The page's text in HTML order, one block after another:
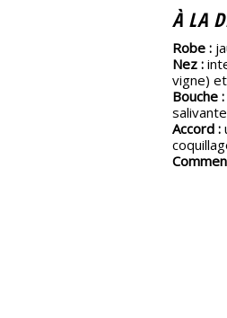
À LA
Robe :
Nez :
vigne)
Bouche :
Accord :